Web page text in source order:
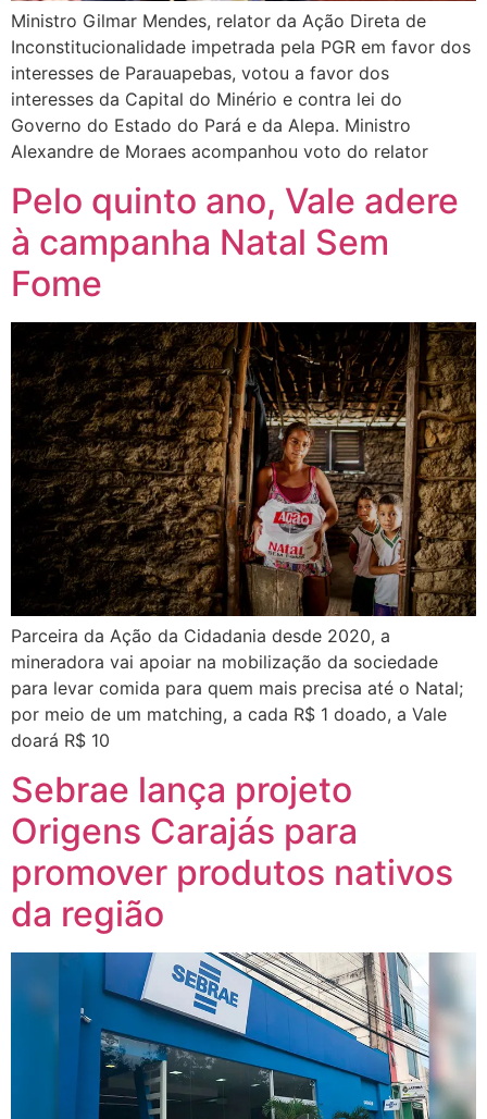
Ministro Gilmar Mendes, relator da Ação Direta de
Inconstitucionalidade impetrada pela PGR em favor dos
interesses de Parauapebas, votou a favor dos
interesses da Capital do Minério e contra lei do
Governo do Estado do Pará e da Alepa. Ministro
Alexandre de Moraes acompanhou voto do relator
Pelo quinto ano, Vale adere
à campanha Natal Sem
Fome
Parceira da Ação da Cidadania desde 2020, a
mineradora vai apoiar na mobilização da sociedade
para levar comida para quem mais precisa até o Natal;
por meio de um matching, a cada R$ 1 doado, a Vale
doará R$ 10
Sebrae lança projeto
Origens Carajás para
promover produtos nativos
da região